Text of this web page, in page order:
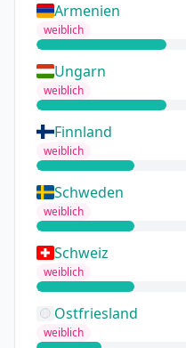
Armenien
weiblich
Ungarn
weiblich
Finnland
weiblich
Schweden
weiblich
Schweiz
weiblich
Ostfriesland
weiblich